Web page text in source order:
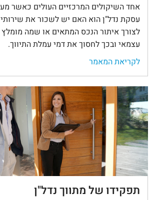
אחד השיקולים המרכזיים העולים כאשר
עסקת נדל"ן הוא האם יש לשכור את
לצורך איתור הנכס המתאים או שמה
עצמאי ובכך לחסוך את דמי עמלת התיווך.
לקריאת המאמר
תפקידו של מתווך נדל"ן